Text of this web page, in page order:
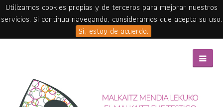
Utilizamos cookies propias y de terceros para mejorar nuestros
servicios. Si continua navegando, consideramos que acepta su uso.
Sí, estoy de acuerdo.